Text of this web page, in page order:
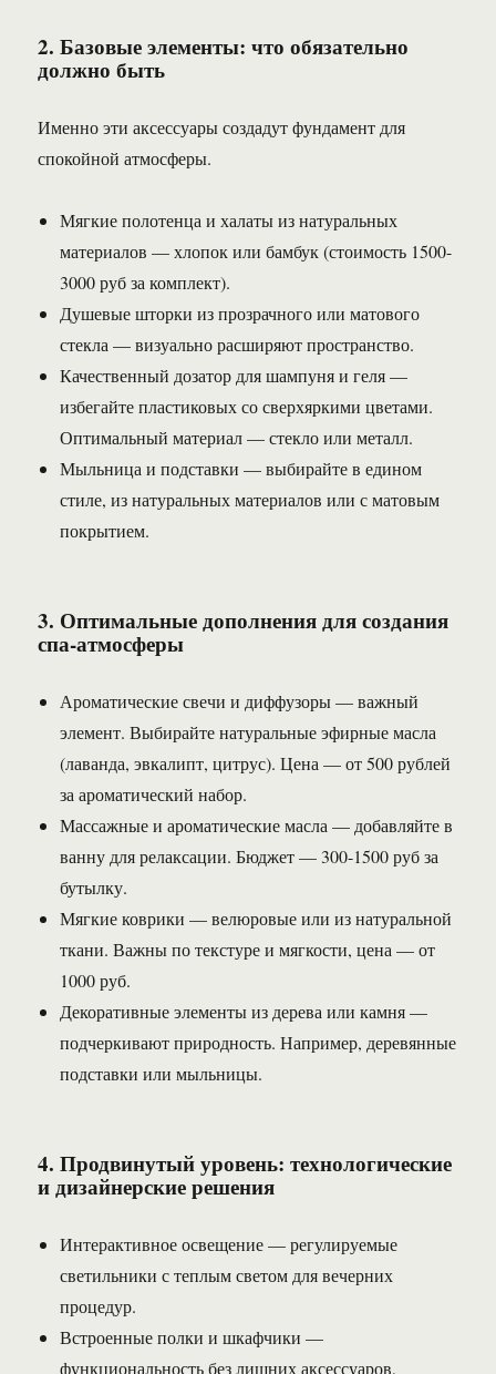
2. Базовые элементы: что обязательно
должно быть
Именно эти аксессуары создадут фундамент для
спокойной атмосферы.
Мягкие полотенца и халаты из натуральных
материалов — хлопок или бамбук (стоимость 1500-
3000 руб за комплект).
Душевые шторки из прозрачного или матового
стекла — визуально расширяют пространство.
Качественный дозатор для шампуня и геля —
избегайте пластиковых со сверхяркими цветами.
Оптимальный материал — стекло или металл.
Мыльница и подставки — выбирайте в едином
стиле, из натуральных материалов или с матовым
покрытием.
3. Оптимальные дополнения для создания
спа-атмосферы
Ароматические свечи и диффузоры — важный
элемент. Выбирайте натуральные эфирные масла
(лаванда, эвкалипт, цитрус). Цена — от 500 рублей
за ароматический набор.
Массажные и ароматические масла — добавляйте в
ванну для релаксации. Бюджет — 300-1500 руб за
бутылку.
Мягкие коврики — велюровые или из натуральной
ткани. Важны по текстуре и мягкости, цена — от
1000 руб.
Декоративные элементы из дерева или камня —
подчеркивают природность. Например, деревянные
подставки или мыльницы.
4. Продвинутый уровень: технологические
и дизайнерские решения
Интерактивное освещение — регулируемые
светильники с теплым светом для вечерних
процедур.
Встроенные полки и шкафчики —
функциональность без лишних аксессуаров,